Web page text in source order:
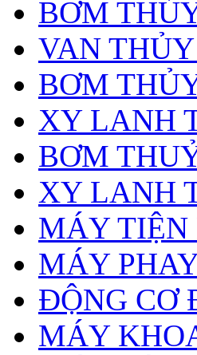
BƠM
VAN
BƠM
XY LANH
BƠM
XY LANH
MÁY
MÁY
ĐỘNG CƠ
MÁY